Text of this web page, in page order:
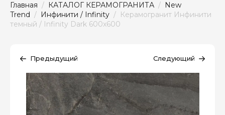
Главная / КАТАЛОГ КЕРАМОГРАНИТА / New
Trend / Инфинити / Infinity /  Керамогранит Инфинити
темный / Infinity Dark 600x600
Предыдущий Следующий